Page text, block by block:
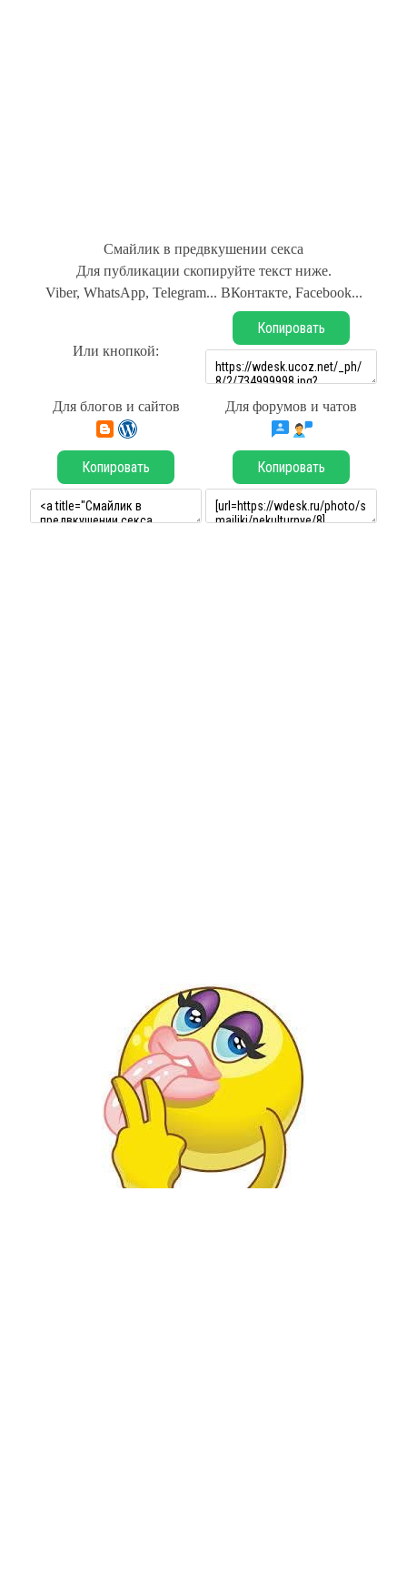
Смайлик в предвкушении секса
Для публикации скопируйте текст ниже.
Viber, WhatsApp, Telegram... ВКонтакте, Facebook...
Или кнопкой:
Копировать
Для блогов и сайтов Для форумов и чатов
Копировать Копировать